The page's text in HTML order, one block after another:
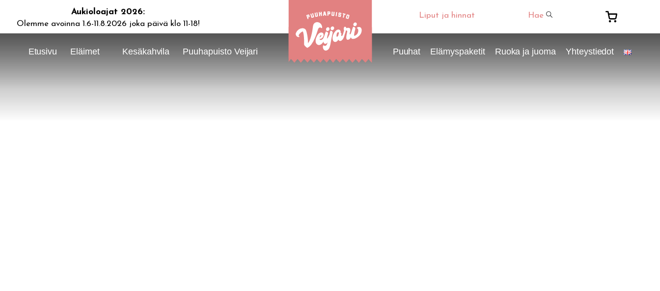
Aukioloajat 2026:
Olemme avoinna 1.6-11.8.2026 joka päivä klo 11-18!
Liput ja hinnat Hae
Etusivu Eläimet Kesäkahvila Puuhapuisto Veijari Puuhat Elämyspaketit Ruoka ja juoma Yhteystiedot